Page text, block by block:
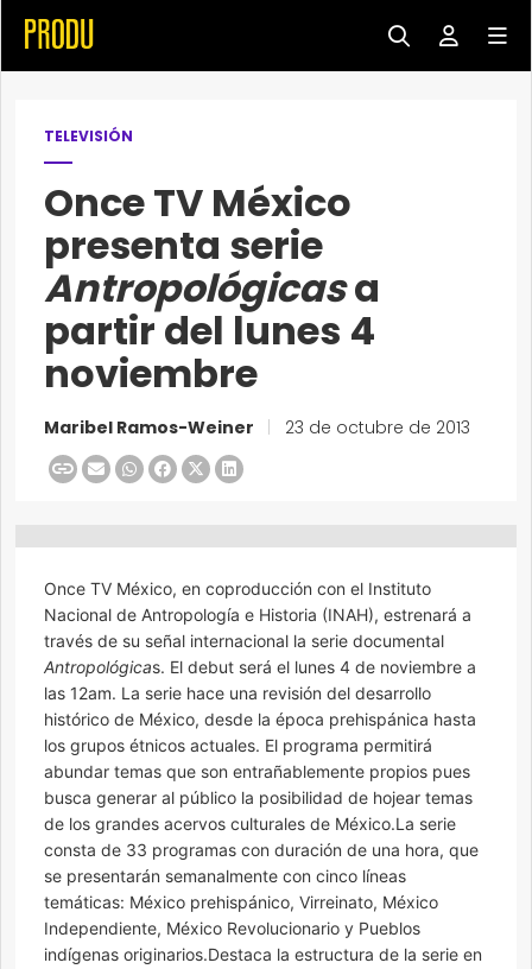
TELEVISIÓN
Once TV México
presenta serie
Antropológicasa
partir del lunes 4
noviembre
Maribel Ramos-Weiner 23 de octubre de 2013
Once TV México, en coproducción con el Instituto
Nacional de Antropología e Historia (INAH), estrenará a
través de su señal internacional la serie documental
Antropológicas. El debut será el lunes 4 de noviembre a
las 12am. La serie hace una revisión del desarrollo
histórico de México, desde la época prehispánica hasta
los grupos étnicos actuales. El programa permitirá
abundar temas que son entrañablemente propios pues
busca generar al público la posibilidad de hojear temas
de los grandes acervos culturales de México.La serie
consta de 33 programas con duración de una hora, que
se presentarán semanalmente con cinco líneas
temáticas: México prehispánico, Virreinato, México
Independiente, México Revolucionario y Pueblos
indígenas originarios.Destaca la estructura de la serie en